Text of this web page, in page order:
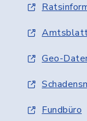
Geo-
Fundbüro